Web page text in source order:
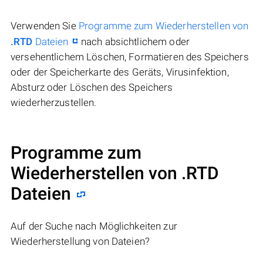
Verwenden Sie Programme zum Wiederherstellen von
.RTD Dateien
nach absichtlichem oder
versehentlichem Löschen, Formatieren des Speichers
oder der Speicherkarte des Geräts, Virusinfektion,
Absturz oder Löschen des Speichers
wiederherzustellen.
Programme zum
Wiederherstellen von .RTD
Dateien
Auf der Suche nach Möglichkeiten zur
Wiederherstellung von Dateien?